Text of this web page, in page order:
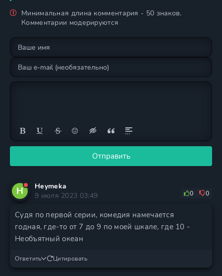
Минимальная длина комментария - 50 знаков.
Комментарии модерируются
Отправить
H
Heymeka
9 июля 2023 03:49
0 0
Судя по первой серии, комедия намечается
годная, где-то от 7 до 9 по моей шкале, где 10 -
Необъятный океан
Ответить Цитировать